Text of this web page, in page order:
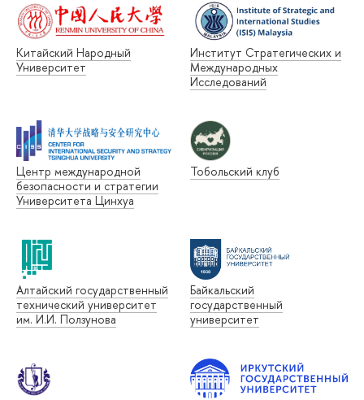
Китайский Народный
Университет
Институт Стратегических и
Международных
Исследований
Центр международной
безопасности и стратегии
Университета Цинхуа
Тобольский клуб
Алтайский государственный
технический университет
им. И.И. Ползунова
Байкальский
государственный
университет